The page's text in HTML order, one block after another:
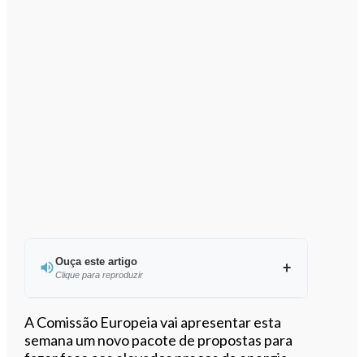
Ouça este artigo
Clique para reproduzir
Ouvir este artigo
A Comissão Europeia vai apresentar esta
semana um novo pacote de propostas para